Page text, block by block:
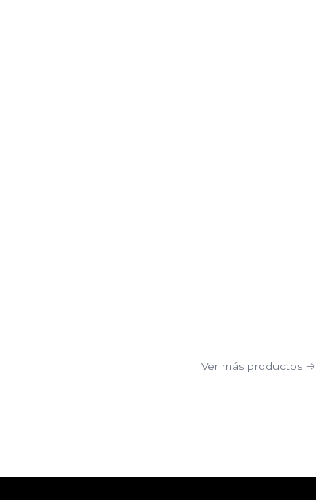
Ver más productos